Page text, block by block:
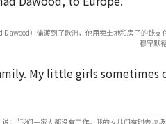
）偷渡到了欧洲，他用卖土地和房子的钱支
穆罕默
说："我们一家人都没有工作。我的女儿们有时去垃